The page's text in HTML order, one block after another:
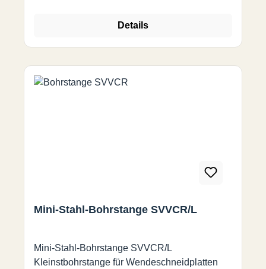
Details
Mini-Stahl-Bohrstange SVVCR/L
Mini-Stahl-Bohrstange SVVCR/L
Kleinstbohrstange für Wendeschneidplatten